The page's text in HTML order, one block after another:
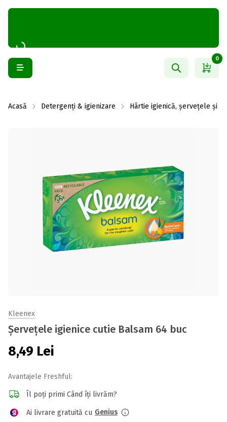
0
Acasă Detergenți & igienizare Hârtie igienică, șervețele și
Kleenex
Șervețele igienice cutie Balsam 64 buc
8,49 Lei
Avantajele Freshful:
Îl poți primi Când îți livrăm?
Ai livrare gratuită cu Genius